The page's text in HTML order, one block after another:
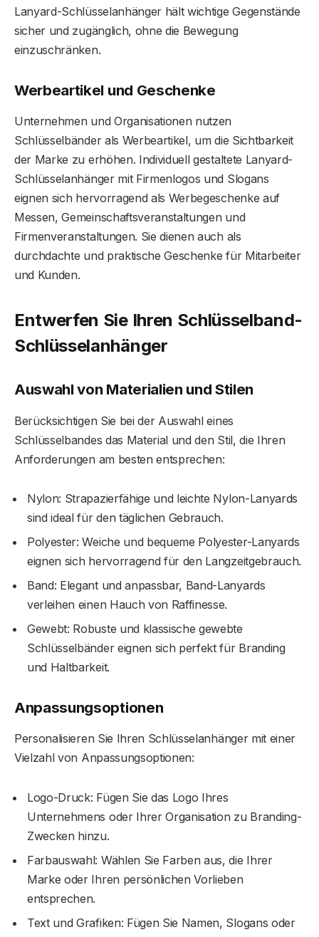
Lanyard-Schlüsselanhänger hält wichtige Gegenstände
sicher und zugänglich, ohne die Bewegung
einzuschränken.
Werbeartikel und Geschenke
Unternehmen und Organisationen nutzen
Schlüsselbänder als Werbeartikel, um die Sichtbarkeit
der Marke zu erhöhen. Individuell gestaltete Lanyard-
Schlüsselanhänger mit Firmenlogos und Slogans
eignen sich hervorragend als Werbegeschenke auf
Messen, Gemeinschaftsveranstaltungen und
Firmenveranstaltungen. Sie dienen auch als
durchdachte und praktische Geschenke für Mitarbeiter
und Kunden.
Entwerfen Sie Ihren Schlüsselband-
Schlüsselanhänger
Auswahl von Materialien und Stilen
Berücksichtigen Sie bei der Auswahl eines
Schlüsselbandes das Material und den Stil, die Ihren
Anforderungen am besten entsprechen:
Nylon: Strapazierfähige und leichte Nylon-Lanyards
sind ideal für den täglichen Gebrauch.
Polyester: Weiche und bequeme Polyester-Lanyards
eignen sich hervorragend für den Langzeitgebrauch.
Band: Elegant und anpassbar, Band-Lanyards
verleihen einen Hauch von Raffinesse.
Gewebt: Robuste und klassische gewebte
Schlüsselbänder eignen sich perfekt für Branding
und Haltbarkeit.
Anpassungsoptionen
Personalisieren Sie Ihren Schlüsselanhänger mit einer
Vielzahl von Anpassungsoptionen:
Logo-Druck: Fügen Sie das Logo Ihres
Unternehmens oder Ihrer Organisation zu Branding-
Zwecken hinzu.
Farbauswahl: Wählen Sie Farben aus, die Ihrer
Marke oder Ihren persönlichen Vorlieben
entsprechen.
Text und Grafiken: Fügen Sie Namen, Slogans oder